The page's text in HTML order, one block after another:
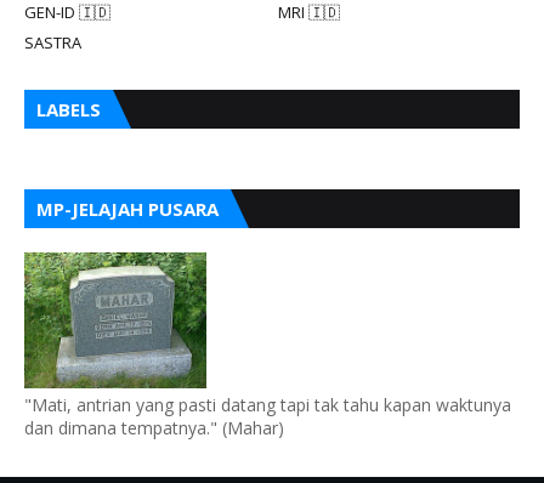
GEN-ID 🇮🇩
MRI 🇮🇩
SASTRA
LABELS
MP-JELAJAH PUSARA
"Mati, antrian yang pasti datang tapi tak tahu kapan waktunya
dan dimana tempatnya." (Mahar)